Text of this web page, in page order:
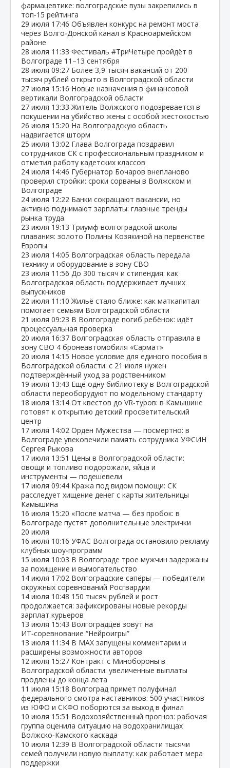
фармацевтике: волгоградские вузы закрепились в
топ‑15 рейтинга
29 июля 17:46 Объявлен конкурс на ремонт моста
через Волго‑Донской канал в Красноармейском
районе
28 июля 11:33 Фестиваль #ТриЧетыре пройдёт в
Волгограде 11–13 сентября
28 июля 09:27 Более 3,9 тысяч вакансий от 200
тысяч рублей открыто в Волгоградской области
27 июля 15:16 Новые назначения в финансовой
вертикали Волгоградской области
27 июля 13:33 Житель Волжского подозревается в
покушении на убийство жены с особой жестокостью
26 июля 15:20 На Волгоградскую область
надвигается шторм
25 июля 13:02 Глава Волгограда поздравил
сотрудников СК с профессиональным праздником и
отметил работу кадетских классов
24 июля 14:46 Губернатор Бочаров внепланово
проверил стройки: сроки сорваны в Волжском и
Волгограде
24 июля 12:22 Банки сокращают вакансии, но
активно поднимают зарплаты: главные тренды
рынка труда
23 июля 19:13 Триумф волгоградской школы
плавания: золото Полины Козякиной на первенстве
Европы
23 июля 14:05 Волгоградская область передала
технику и оборудование в зону СВО
23 июля 11:56 До 300 тысяч и стипендия: как
Волгоградская область поддерживает лучших
выпускников
22 июля 11:10 Жильё стало ближе: как маткапитал
помогает семьям Волгоградской области
21 июля 09:23 В Волгограде погиб ребёнок: идёт
процессуальная проверка
20 июля 16:37 Волгоградская область отправила в
зону СВО 4 бронеавтомобиля «Сармат»
20 июля 14:15 Новое условие для единого пособия в
Волгоградской области: с 21 июля нужен
подтверждённый уход за родственником
19 июля 13:43 Ещё одну библиотеку в Волгоградской
области переоборудуют по модельному стандарту
18 июля 13:14 От квестов до VR‑туров: в Камышине
готовят к открытию детский просветительский
центр
17 июля 14:02 Орден Мужества — посмертно: в
Волгограде увековечили память сотрудника УФСИН
Сергея Рыкова
17 июля 13:51 Цены в Волгоградской области:
овощи и топливо подорожали, яйца и
инструменты — подешевели
17 июля 09:44 Кража под видом помощи: СК
расследует хищение денег с карты жительницы
Камышина
16 июля 15:20 «После матча — без пробок: в
Волгограде пустят дополнительные электрички
20 июля
16 июля 10:16 УФАС Волгограда остановило рекламу
клубных шоу‑программ
15 июля 10:03 В Волгограде трое мужчин задержаны
за похищение и вымогательство
14 июля 17:02 Волгоградские сапёры — победители
окружных соревнований Росгвардии
14 июля 10:48 150 тысяч рублей и рост
продолжается: зафиксированы новые рекорды
зарплат курьеров
13 июля 15:43 Волгоградцев зовут на
ИТ‑соревнование “Нейроигры”
13 июля 11:34 В МАХ запущены комментарии и
расширены возможности авторов
12 июля 15:27 Контракт с Минобороны в
Волгоградской области: увеличенные выплаты
продлены до конца лета
11 июля 15:18 Волгоград примет полуфинал
федерального смотра наставников: 500 участников
из ЮФО и СКФО поборются за выход в финал
10 июля 15:51 Водохозяйственный прогноз: рабочая
группа оценила ситуацию на водохранилищах
Волжско‑Камского каскада
10 июля 12:39 В Волгоградской области тысячи
семей получили новую выплату: как работает мера
поддержки